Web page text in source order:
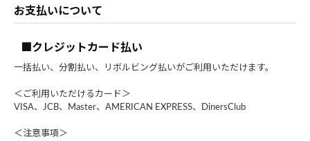
お支払いについて
■クレジットカード払い
一括払い、分割払い、リボルビング払いがご利用いただけます。
＜ご利用いただけるカード＞
VISA、JCB、Master、AMERICAN EXPRESS、DinersClub
＜注意事項＞